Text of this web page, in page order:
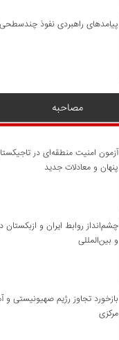
پیامدهای راهبردی نفوذ چندسطحی
مصاحبه
آزمون امنیت منطقه‌ای در
پنهان و معادلات جدید
چشم‌انداز روابط ایران و
و بین‌المللی
​بازخورد تجاوز رژیم صهیونیستی و
مرکزی